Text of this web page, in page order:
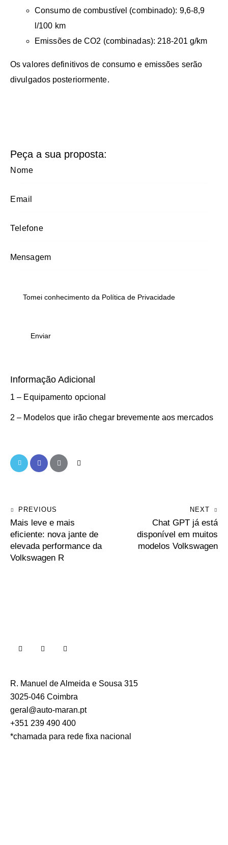
Consumo de combustível (combinado): 9,6-8,9
l/100 km
Emissões de CO2 (combinadas): 218-201 g/km
Os valores definitivos de consumo e emissões serão
divulgados posteriormente.
Peça a sua proposta:
Tomei conhecimento da Política de Privacidade
Informação Adicional
1 – Equipamento opcional
2 – Modelos que irão chegar brevemente aos mercados
PREVIOUS
Mais leve e mais
eficiente: nova jante de
elevada performance da
Volkswagen R
NEXT
Chat GPT já está
disponível em muitos
modelos Volkswagen
R. Manuel de Almeida e Sousa 315
3025-046 Coimbra
geral@auto-maran.pt
+351 239 490 400
*chamada para rede fixa nacional